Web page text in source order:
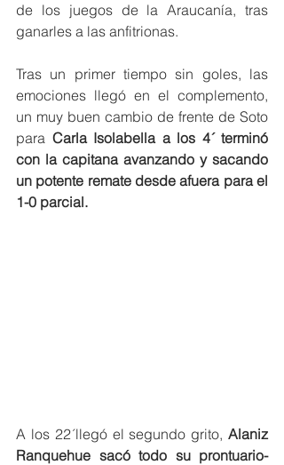
de los juegos de la Araucanía, tras
ganarles a las anfitrionas.
Tras un primer tiempo sin goles, las
emociones llegó en el complemento,
un muy buen cambio de frente de Soto
para Carla Isolabella a los 4´ terminó
con la capitana avanzando y sacando
un potente remate desde afuera para el
1-0 parcial.
A los 22´llegó el segundo grito, Alaniz
Ranquehue sacó todo su prontuario-